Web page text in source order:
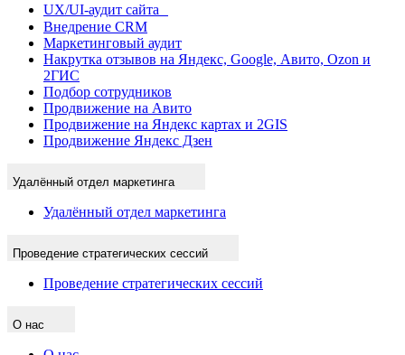
UX/UI-аудит сайта
Внедрение CRM
Маркетинговый аудит
Накрутка отзывов на Яндекс, Google, Авито, Ozon и
2ГИС
Подбор сотрудников
Продвижение на Авито
Продвижение на Яндекс картах и 2GIS
Продвижение Яндекс Дзен
Удалённый отдел маркетинга
Удалённый отдел маркетинга
Проведение стратегических сессий
Проведение стратегических сессий
О нас